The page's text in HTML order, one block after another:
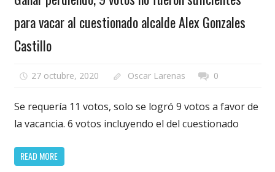
para vacar al cuestionado alcalde Alex Gonzales
Castillo
27 octubre, 2020 Oscar Larenas 0
Se requería 11 votos, solo se logró 9 votos a favor de
la vacancia. 6 votos incluyendo el del cuestionado
READ MORE